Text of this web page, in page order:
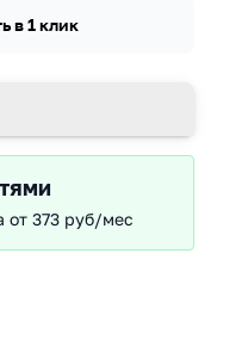
в 1 клик
от 373 руб/мес